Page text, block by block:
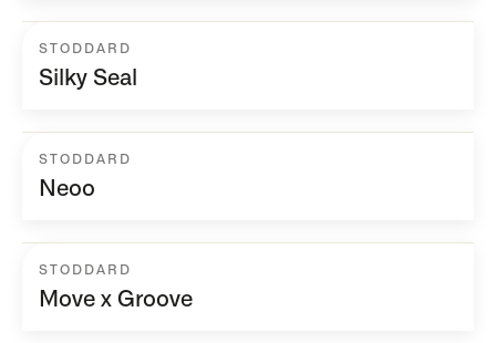
STODDARD
Silky Seal
STODDARD
Neoo
STODDARD
Move x Groove